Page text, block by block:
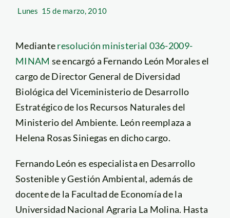
Lunes 15 de marzo, 2010
Medianteresolución ministerial 036-2009-
MINAM se encargó a Fernando León Morales el
cargo de Director General de Diversidad
Biológica del Viceministerio de Desarrollo
Estratégico de los Recursos Naturales del
Ministerio del Ambiente. León reemplaza a
Helena Rosas Siniegas en dicho cargo.
Fernando León es especialista en Desarrollo
Sostenible y Gestión Ambiental, además de
docente de la Facultad de Economía de la
Universidad Nacional Agraria La Molina. Hasta